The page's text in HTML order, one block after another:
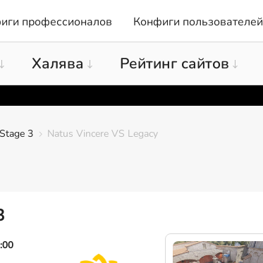
профессионалов Конфиги пользователей
Халява Рейтинг сайтов
Stage 3 Natus Vincere VS Legacy